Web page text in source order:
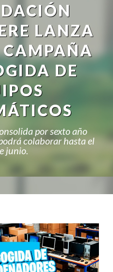
LANZA
CAMPAÑA
DE
por sexto año
colaborar hasta el
junio.